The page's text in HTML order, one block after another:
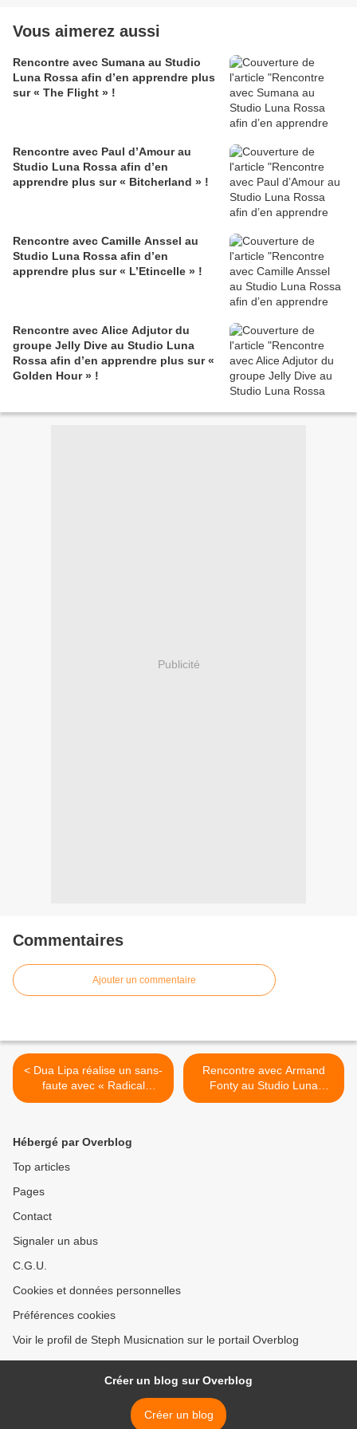
Vous aimerez aussi
Rencontre avec Sumana au Studio
Luna Rossa afin d’en apprendre plus
sur « The Flight » !
Rencontre avec Paul d’Amour au
Studio Luna Rossa afin d’en
apprendre plus sur « Bitcherland » !
Rencontre avec Camille Anssel au
Studio Luna Rossa afin d’en
apprendre plus sur « L’Etincelle » !
Rencontre avec Alice Adjutor du
groupe Jelly Dive au Studio Luna
Rossa afin d’en apprendre plus sur «
Golden Hour » !
Publicité
Commentaires
Ajouter un commentaire
< Dua Lipa réalise un sans-
faute avec « Radical
Optimism » !
Rencontre avec Armand
Fonty au Studio Luna
Rossa à l’occasion de la
Hébergé par Overblog
Top articles
Pages
Contact
Signaler un abus
C.G.U.
Cookies et données personnelles
Préférences cookies
Voir le profil de Steph Musicnation sur le portail Overblog
Créer un blog sur Overblog
Créer un blog